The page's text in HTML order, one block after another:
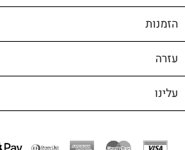
הזמנות
עזרה
עלינו